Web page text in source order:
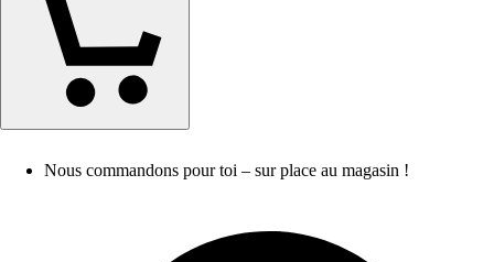
Nous commandons pour toi – sur place au magasin !